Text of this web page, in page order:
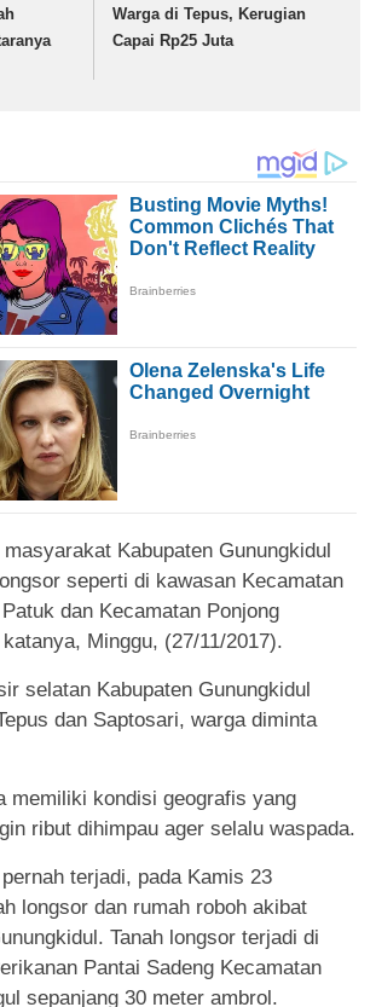
Warga di Tepus, Kerugian
Capai Rp25 Juta
Kabupaten Gunungkidul
seperti di kawasan Kecamatan
dan Kecamatan Ponjong
Minggu, (27/11/2017).
selatan Kabupaten Gunungkidul
dan Saptosari, warga diminta
memiliki kondisi geografis yang
ribut dihimpau ager selalu waspada.
terjadi, pada Kamis 23
longsor dan rumah roboh akibat
Tanah longsor terjadi di
Pantai Sadeng Kecamatan
sepanjang 30 meter ambrol.